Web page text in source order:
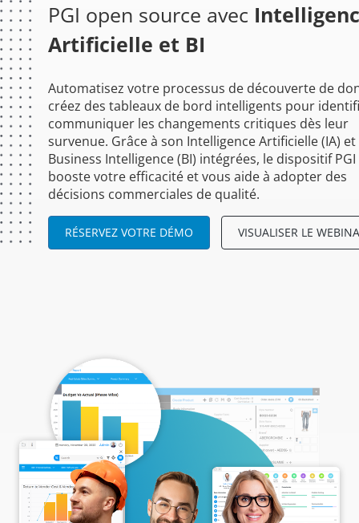
PGI open source avec
Artificielle et BI
Automatisez votre processus de découverte de
créez des tableaux de bord intelligents pour
communiquer les changements critiques dès leur
survenue. Grâce à son Intelligence Artificielle (IA) et
Business Intelligence (BI) intégrées, le dispositif
booste votre efficacité et vous aide à adopter des
décisions commerciales de qualité.
RÉSERVEZ VOTRE DÉMO VISUALISER LE